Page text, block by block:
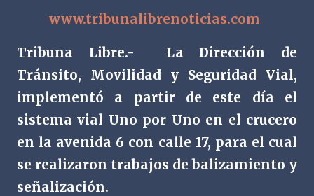
www.tribunalibrenoticias.com
Tribuna Libre.-
La Dirección de
Tránsito, Movilidad y Seguridad Vial,
implementó a partir de este día el
sistema vial Uno por Uno en el crucero
en la avenida 6 con calle 17, para el cual
se realizaron trabajos de balizamiento y
señalización.